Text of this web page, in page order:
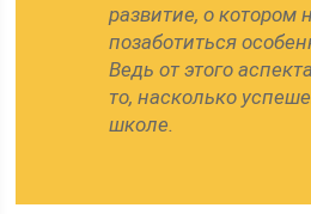
развитие, о котором
позаботиться
Ведь от этого
то, насколько
школе.